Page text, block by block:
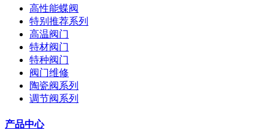
高性能蝶阀
特别推荐系列
高温阀门
特材阀门
特种阀门
阀门维修
陶瓷阀系列
调节阀系列
产品中心